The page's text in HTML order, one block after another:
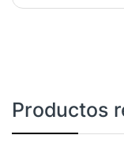
Productos